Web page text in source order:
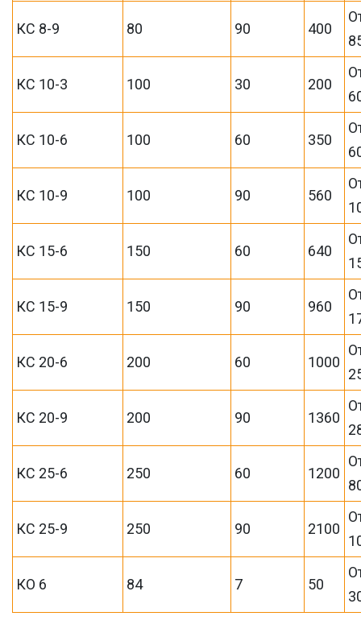
КС 8-9 80 90 400
КС 10-3 100 30 200
КС 10-6 100 60 350
КС 10-9 100 90 560
КС 15-6 150 60 640
КС 15-9 150 90 960
КС 20-6 200 60 1000
КС 20-9 200 90 1360
КС 25-6 250 60 1200
КС 25-9 250 90 2100
КО 6 84 7 50